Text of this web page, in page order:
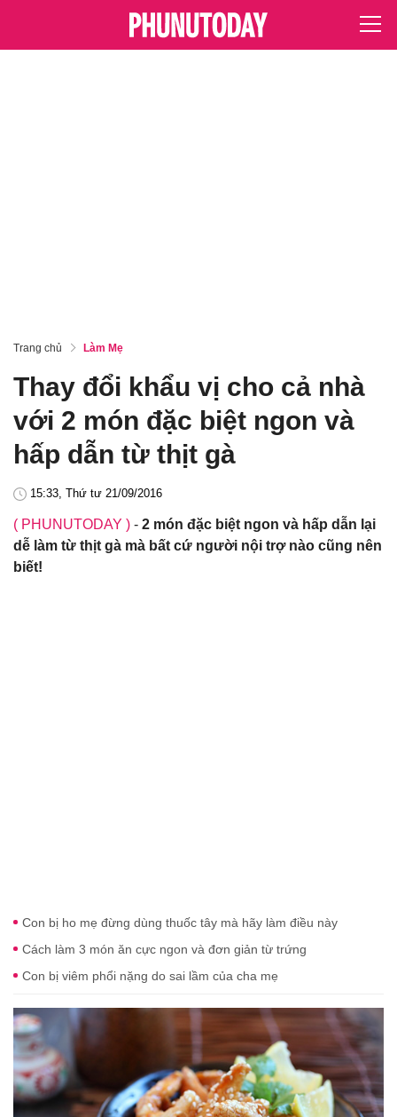
Trang chủ Làm Mẹ
Thay đổi khẩu vị cho cả nhà
với 2 món đặc biệt ngon và
hấp dẫn từ thịt gà
15:33, Thứ tư 21/09/2016
( PHUNUTODAY ) - 2 món đặc biệt ngon và hấp dẫn lại
dễ làm từ thịt gà mà bất cứ người nội trợ nào cũng nên
biết!
Con bị ho mẹ đừng dùng thuốc tây mà hãy làm điều này
Cách làm 3 món ăn cực ngon và đơn giản từ trứng
Con bị viêm phổi nặng do sai lầm của cha mẹ